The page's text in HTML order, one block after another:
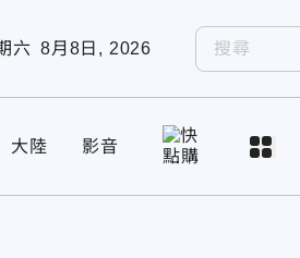
六 8月8日, 2026
大陸 影音